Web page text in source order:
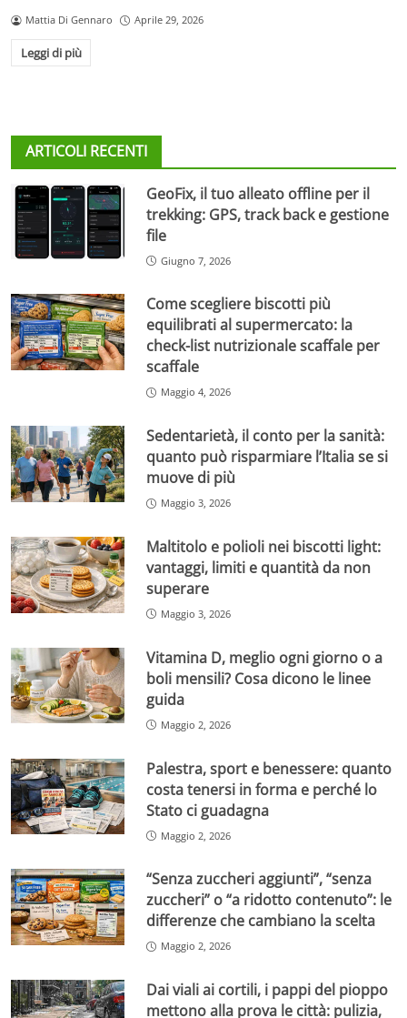
Mattia Di Gennaro Aprile 29, 2026
Leggi di più
ARTICOLI RECENTI
GeoFix, il tuo alleato offline per il
trekking: GPS, track back e gestione
file
Giugno 7, 2026
Come scegliere biscotti più
equilibrati al supermercato: la
check-list nutrizionale scaffale per
scaffale
Maggio 4, 2026
Sedentarietà, il conto per la sanità:
quanto può risparmiare l’Italia se si
muove di più
Maggio 3, 2026
Maltitolo e polioli nei biscotti light:
vantaggi, limiti e quantità da non
superare
Maggio 3, 2026
Vitamina D, meglio ogni giorno o a
boli mensili? Cosa dicono le linee
guida
Maggio 2, 2026
Palestra, sport e benessere: quanto
costa tenersi in forma e perché lo
Stato ci guadagna
Maggio 2, 2026
“Senza zuccheri aggiunti”, “senza
zuccheri” o “a ridotto contenuto”: le
differenze che cambiano la scelta
Maggio 2, 2026
Dai viali ai cortili, i pappi del pioppo
mettono alla prova le città: pulizia,